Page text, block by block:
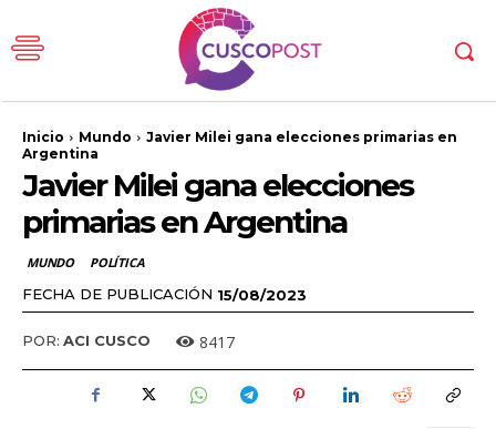
Inicio Mundo
Javier Milei gana elecciones primarias en
Argentina
Javier Milei gana elecciones
primarias en Argentina
MUNDO POLÍTICA
FECHA DE PUBLICACIÓN 15/08/2023
POR: ACI CUSCO 8417